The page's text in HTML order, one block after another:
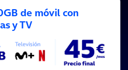
de móvil con
y TV